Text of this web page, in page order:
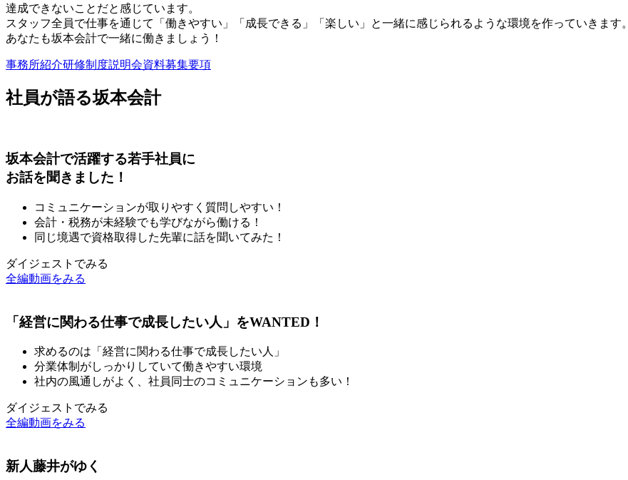
達成できないことだと感じています。
スタッフ全員で仕事を通じて「働きやすい」「成長できる」「楽しい」と一緒に感じられるような環境を作っていきます。
あなたも坂本会計で一緒に働きましょう！
事務所紹介研修制度説明会資料募集要項
社員が語る坂本会計
坂本会計で活躍する若手社員に
お話を聞きました！
コミュニケーションが取りやすく質問しやすい！
︎会計・税務が未経験でも学びながら働ける！
︎同じ境遇で資格取得した先輩に話を聞いてみた！
ダイジェストでみる
全編動画をみる
「経営に関わる仕事で成長したい人」をWANTED！
求めるのは「経営に関わる仕事で成長したい人」
分業体制がしっかりしていて働きやすい環境
社内の風通しがよく、社員同士のコミュニケーションも多い！
ダイジェストでみる
全編動画をみる
新人藤井がゆく